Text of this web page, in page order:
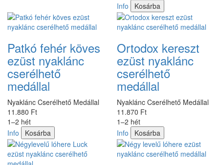
Info
Kosárba
Patkó fehér köves
ezüst nyaklánc
cserélhető
medállal
Nyaklánc Cserélhető Medállal
11.880 Ft
1–2 hét
Info
Kosárba
Ortodox kereszt
ezüst nyaklánc
cserélhető
medállal
Nyaklánc Cserélhető Medállal
11.870 Ft
1–2 hét
Info
Kosárba